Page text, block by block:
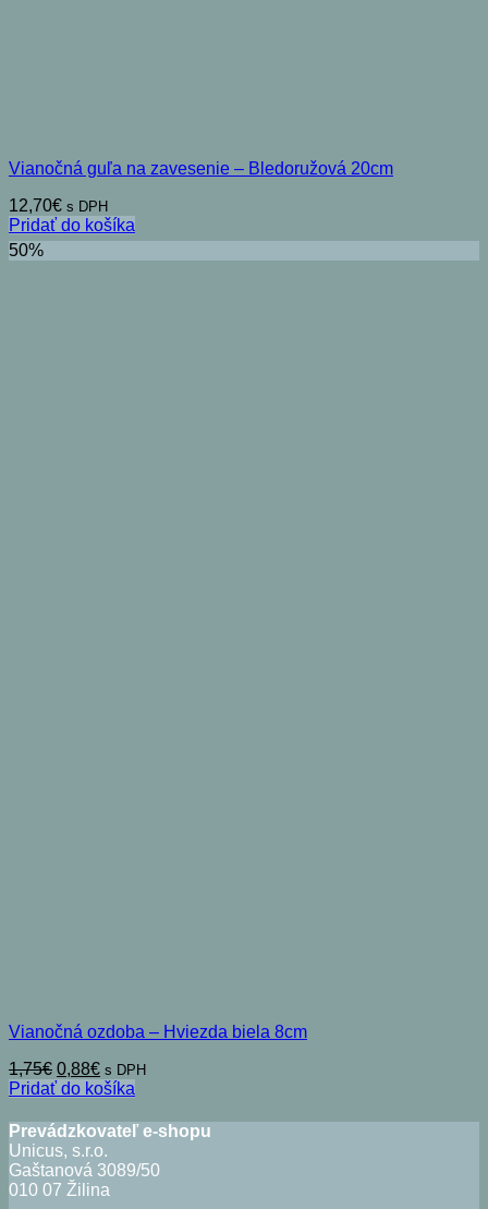
Vianočná guľa na zavesenie – Bledoružová 20cm
12,70€ s DPH
Pridať do košíka
50%
Vianočná ozdoba – Hviezda biela 8cm
1,75€ Pôvodná
cena
1,75€.
0,88€Aktuálna
cena
0,88€.
s DPH
Pridať do košíka
Prevádzkovateľ e-shopu
Unicus, s.r.o.
Gaštanová 3089/50
010 07 Žilina